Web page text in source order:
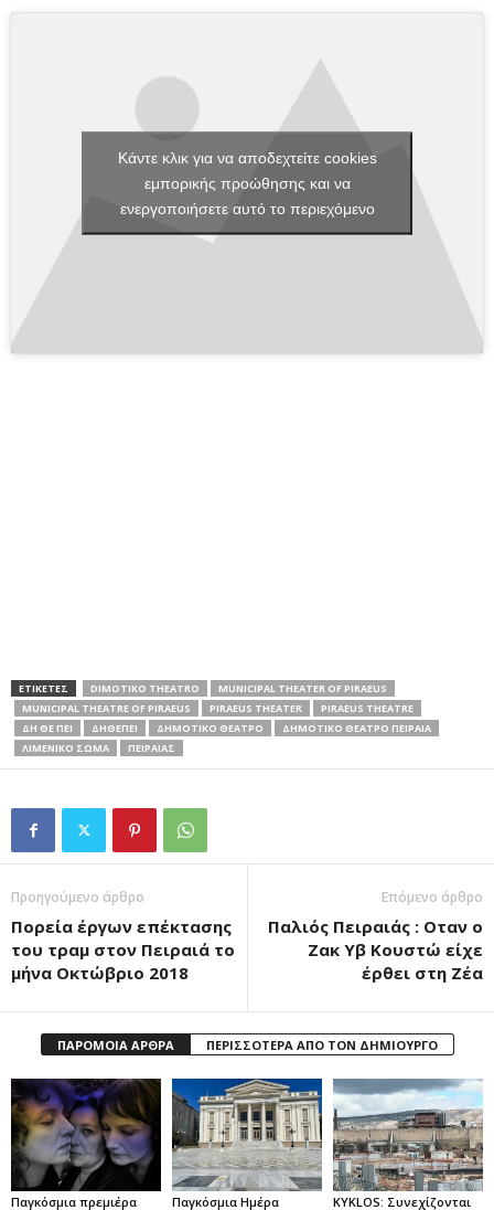
Κάντε κλικ για να αποδεχτείτε cookies
εμπορικής προώθησης και να
ενεργοποιήσετε αυτό το περιεχόμενο
ΕΤΙΚΕΤΕΣ DIMOTIKO THEATRO
MUNICIPAL THEATER OF PIRAEUS
MUNICIPAL THEATRE OF PIRAEUS
PIRAEUS THEATER
PIRAEUS THEATRE
ΔΗ ΘΕ ΠΕΙ
ΔΗΘΕΠΕΙ ΔΗΜΟΤΙΚΟ ΘΕΑΤΡΟ
ΔΗΜΟΤΙΚΟ ΘΕΑΤΡΟ ΠΕΙΡΑΙΑ
ΛΙΜΕΝΙΚΟ ΣΩΜΑ
ΠΕΙΡΑΙΑΣ
Προηγούμενο άρθρο
Πορεία έργων επέκτασης
του τραμ στον Πειραιά το
μήνα Οκτώβριο 2018
Επόμενο άρθρο
Παλιός Πειραιάς : Οταν ο
Ζακ Υβ Κουστώ είχε
έρθει στη Ζέα
ΠΑΡΟΜΟΙΑ ΑΡΘΡΑ ΠΕΡΙΣΣΟΤΕΡΑ ΑΠΟ ΤΟΝ ΔΗΜΙΟΥΡΓΟ
Παγκόσμια πρεμιέρα
Παγκόσμια Ημέρα
KYKLOS: Συνεχίζονται